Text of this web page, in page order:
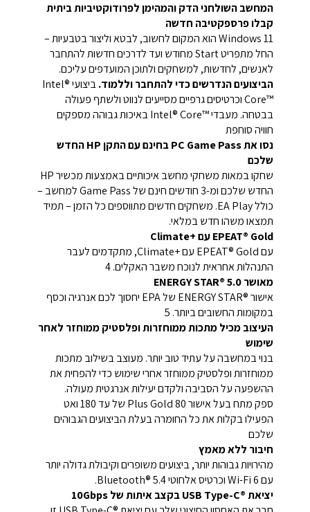
המחשב השולחני הדק והמהימן לפרודוקטיביות ביתית
קבלו פרספקטיבה חדשה
Windows 11 הוא המקום לחשוב, לבטא וליצור בטבעיות –
החל מתפריט Start מחודש ועד לדרכים חדשות להתחבר
לאנשים, לחדשות, למשחקים ולתוכן המועדפים עליכם.
הביצועים הנדרשים כדי להתחבר וללמוד.
ביצועי Intel®
Core™‎ וכרטיסים גרפיים מסייעים לנווט ולשתף פעולה
בבטחה. מעבדי Intel® Core™‎ באיכות גבוהה מספקים
חוויהסוחפת
נסו את PC Game Pass בחינם עם התקן HP החדש
שלכם
שחקו במאות משחקי מחשב איכותיים באמצעות מכשיר HP
החדש שלכם ומ-3 חודשים חינם של Game Pass למחשב –
כולל EA Play. משחקים חדשים מתווספים כל הזמן – תמיד
תמצאו משהו חדש במלאי.
EPEAT® Gold עם Climate+‎
עם EPEAT® Gold עם Climate+‎, מתקדמים לעבר
התנהלות אחראית לנוכח משבר האקלים. 4
מאושר ENERGY STAR‎®‎ 5.0‎‏
אישור ENERGY STAR®‎ של EPA יחסוך לכם אנרגיה וכסף
במקומות החשובים ביותר. 5
העיצוב מכיל מתכות ממוחזרות ופלסטיק ממוחזר לאחר
שימוש
בנוי במחשבה על עתיד טוב יותר. מעוצב בשילוב מתכות
ממוחזרות ופלסטיק ממוחזר אחרי שימוש כדי להפחית את
ההשפעה על הסביבה ולקדם יעילות אנרגטית מעולה.
ספק מתח בעל אישור 80 Plus Gold של עד 180 ואט
הפעילו בקלות את כל החומרה בעלת הביצועים הגבוהים
שלכם
חיבור ללא מאמץ
מהירויות גבוהות יותר, ביצועים משופרים וקיבולת גדולה יותר
עם Wi-Fi 6 וכרטיס אלחוטי Bluetooth® 5.4.
יציאת USB Type-C®‎ בקצב איתות של 10Gbps